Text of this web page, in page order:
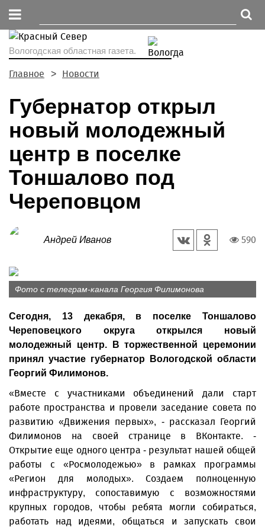
Вологодская областная газета.
Главное Новости
Губернатор открыл
новый молодежный
центр в поселке
Тоншалово под
Череповцом
Андрей Иванов 590
Фото с телеграм-канала Георгия Филимонова
Сегодня, 13 декабря, в поселке Тоншалово
Череповецкого округа открылся новый
молодежный центр. В торжественной церемонии
принял участие губернатор Вологодской области
Георгий Филимонов.
«Вместе с участниками объединений дали старт
работе пространства и провели заседание совета по
развитию «Движения первых», - рассказал Георгий
Филимонов на своей странице в ВКонтакте. -
Открытие еще одного центра - результат нашей общей
работы с «Росмолодежью» в рамках программы
«Регион для молодых». Создаем полноценную
инфраструктуру, сопоставимую с возможностями
крупных городов, чтобы ребята могли собираться,
работать над идеями, общаться и запускать свои